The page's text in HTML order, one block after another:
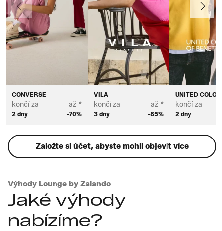
CONVERSE
končí za
2 dny
až *
-70%
VILA
končí za
3 dny
až *
-85%
UNITED
končí za
2 dny
Předchozí Další
Založte si účet, abyste mohli objevit více
Výhody Lounge by Zalando
Jaké výhody
nabízíme?